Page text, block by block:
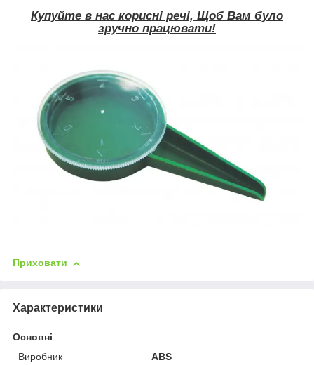
Купуйте в нас корисні речі, Щоб Вам було
зручно працювати!
Приховати
Характеристики
Основні
Виробник
ABS